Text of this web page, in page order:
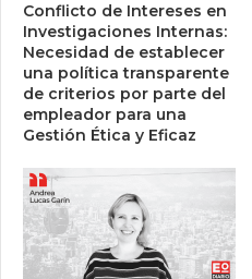
Conflicto de Intereses en
Investigaciones Internas:
Necesidad de establecer
una política transparente
de criterios por parte del
empleador para una
Gestión Ética y Eficaz